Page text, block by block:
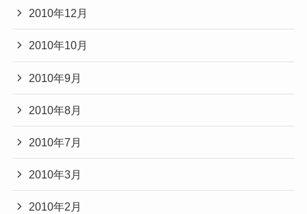
2010年12月
2010年10月
2010年9月
2010年8月
2010年7月
2010年3月
2010年2月